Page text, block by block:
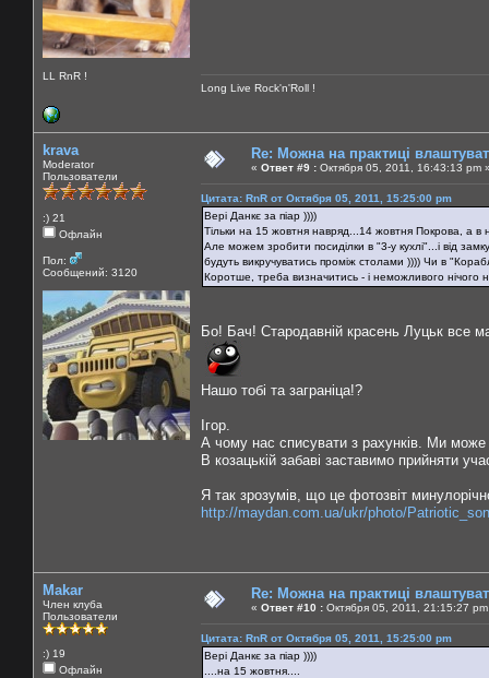
LL RnR !
Long Live Rock'n'Roll !
krava
Moderator
Пользователи
:) 21
Офлайн
Пол:
Сообщений: 3120
Re: Можна на практиці
« Ответ #9 : Октября 05, 2011, 16:43:13 pm
Цитата: RnR от Октября 05, 2011, 15:25:00 pm
Вері Данкє за піар ))))
Тільки на 15 жовтня навряд...14 жовтня Покрова, а в
Але можем зробити посиділки в "3-у кухлі"...і від
будуть викручуватись проміж столами )))) Чи в
Коротше, треба визначитись - і неможливого нічого
Бо! Бач! Стародавній красень Луцьк все
Нашо тобі та заграніца!?
Ігор.
А чому нас списувати з рахунків. Ми може
В козацькій забаві заставимо прийняти
Я так зрозумів, що це фотозвіт
http://maydan.com.ua/ukr/photo/
Makar
Член клуба
Пользователи
:) 19
Офлайн
Re: Можна на практиці
« Ответ #10 : Октября 05, 2011, 21:15:27
Цитата: RnR от Октября 05, 2011, 15:25:00 pm
Вері Данкє за піар ))))
....на 15 жовтня....